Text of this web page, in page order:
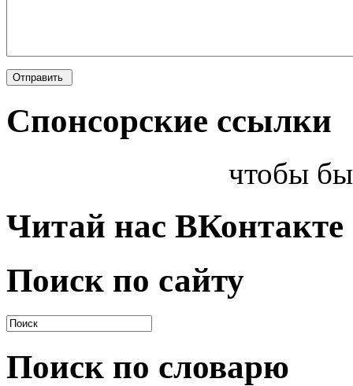
Спонсорские ссылки
чтобы
Читай нас ВКонтакте
Поиск по сайту
Поиск по словарю